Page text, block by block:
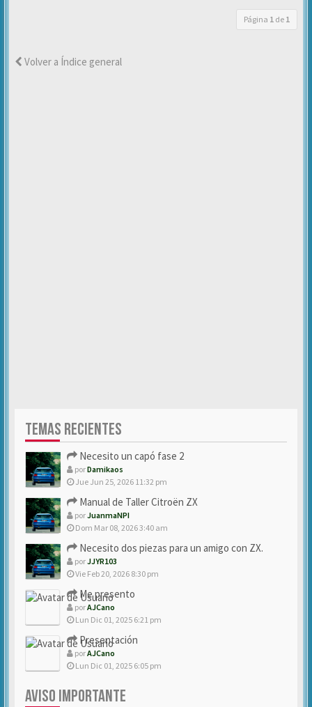
Página 1 de 1
Volver a Índice general
TEMAS RECIENTES
Necesito un capó fase 2
porDamikaos
Jue Jun 25, 2026 11:32 pm
Manual de Taller Citroën ZX
porJuanmaNPI
Dom Mar 08, 2026 3:40 am
Necesito dos piezas para un amigo con ZX.
porJJYR103
Vie Feb 20, 2026 8:30 pm
Me presento
porAJCano
Lun Dic 01, 2025 6:21 pm
Presentación
porAJCano
Lun Dic 01, 2025 6:05 pm
AVISO IMPORTANTE